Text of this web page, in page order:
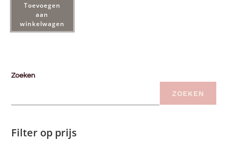
Toevoegen
aan
winkelwagen
Zoeken
ZOEKEN
Filter op prijs